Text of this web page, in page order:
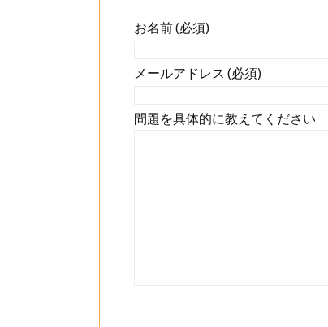
お名前 (必須)
メールアドレス (必須)
問題を具体的に教えてください